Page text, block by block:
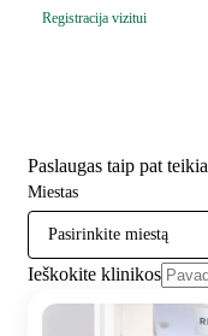
Registracija vizitui
Paslaugas taip pat teikia
Miestas
Pasirinkite miestą
Ieškokite klinikos